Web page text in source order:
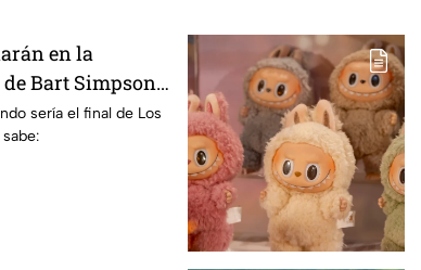
en la
Bart Simpson
sería el final de Los